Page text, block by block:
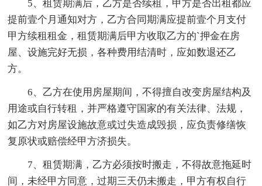
5、租赁期满后，乙方是否续租，甲方是否出租都应
提前壹个月通知对方，乙方合同期满应提前壹个月支付
甲方续租租金，租赁期满后甲方收取乙方的`押金在房
屋、设施完好无损，各种费用结清时，应如数退还乙
方。
6、乙方在使用房屋期间，不得擅自改变房屋结构及
用途或自行转租，并严格遵守国家的有关法律、法规，
如乙方对房屋设施故意或过失造成毁损，应负责修缮恢
复原状或赔偿经甲方济损失。
7、租赁期满，乙方必须按时搬走，不得故意拖延时
间，未经甲方同意，过期三天仍未搬走，甲方有权自行